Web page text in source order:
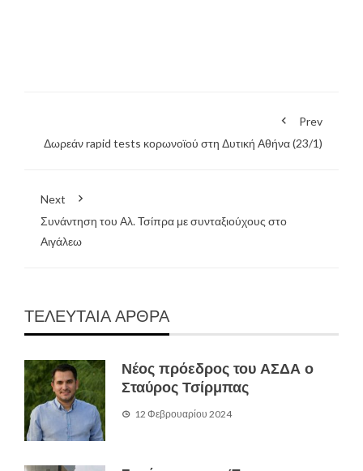
Prev
Δωρεάν rapid tests κορωνοϊού στη Δυτική Αθήνα (23/1)
Next
Συνάντηση του Αλ. Τσίπρα με συνταξιούχους στο
Αιγάλεω
ΤΕΛΕΥΤΑΙΑ ΑΡΘΡΑ
Νέος πρόεδρος του ΑΣΔΑ ο
Σταύρος Τσίρμπας
12 Φεβρουαρίου 2024